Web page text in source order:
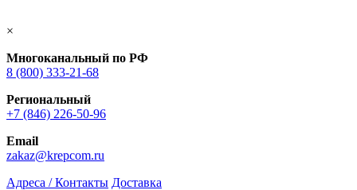
×
Многоканальный по РФ
8 (800) 333‑21-68
Региональный
+7 (846) 226-50-96
Email
zakaz@krepcom.ru
Адреса / Контакты Доставка